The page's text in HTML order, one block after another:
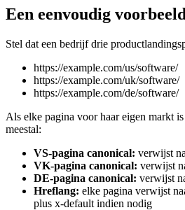
Een eenvoudig voorbeeld
Stel dat een bedrijf drie
https://example.com/us/software/
https://example.com/uk/software/
https://example.com/de/software/
Als elke pagina voor haar eigen markt
meestal:
VS-pagina canonical: verwijst
VK-pagina canonical: verwijst
DE-pagina canonical: verwijst
Hreflang: elke pagina verwijst
plus x-default indien nodig